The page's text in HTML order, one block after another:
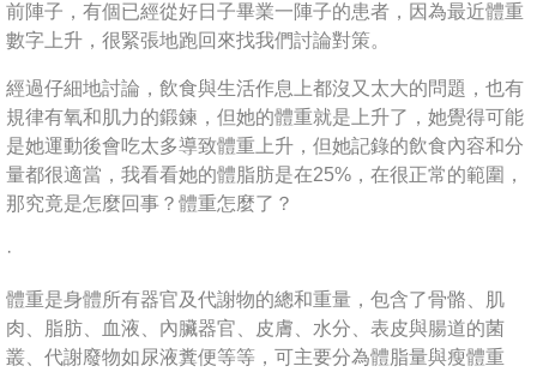
前陣子，有個已經從好日子畢業一陣子的患者，因為最近體重
數字上升，很緊張地跑回來找我們討論對策。
經過仔細地討論，飲食與生活作息上都沒又太大的問題，也有
規律有氧和肌力的鍛鍊，但她的體重就是上升了，她覺得可能
是她運動後會吃太多導致體重上升，但她記錄的飲食內容和分
量都很適當，我看看她的體脂肪是在25%，在很正常的範圍，
那究竟是怎麼回事？體重怎麼了？
·
體重是身體所有器官及代謝物的總和重量，包含了骨骼、肌
肉、脂肪、血液、內臟器官、皮膚、水分、表皮與腸道的菌
叢、代謝廢物如尿液糞便等等，可主要分為體脂量與瘦體重